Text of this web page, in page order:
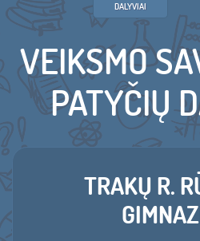
DALYVIAI
VEIKSMO
PATYČIŲ
TRAKŲ R.